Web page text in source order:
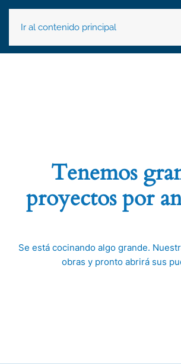
Ir al contenido principal
Tenemos
proyectos por
Se está cocinando algo grande.
obras y pronto abrirá sus